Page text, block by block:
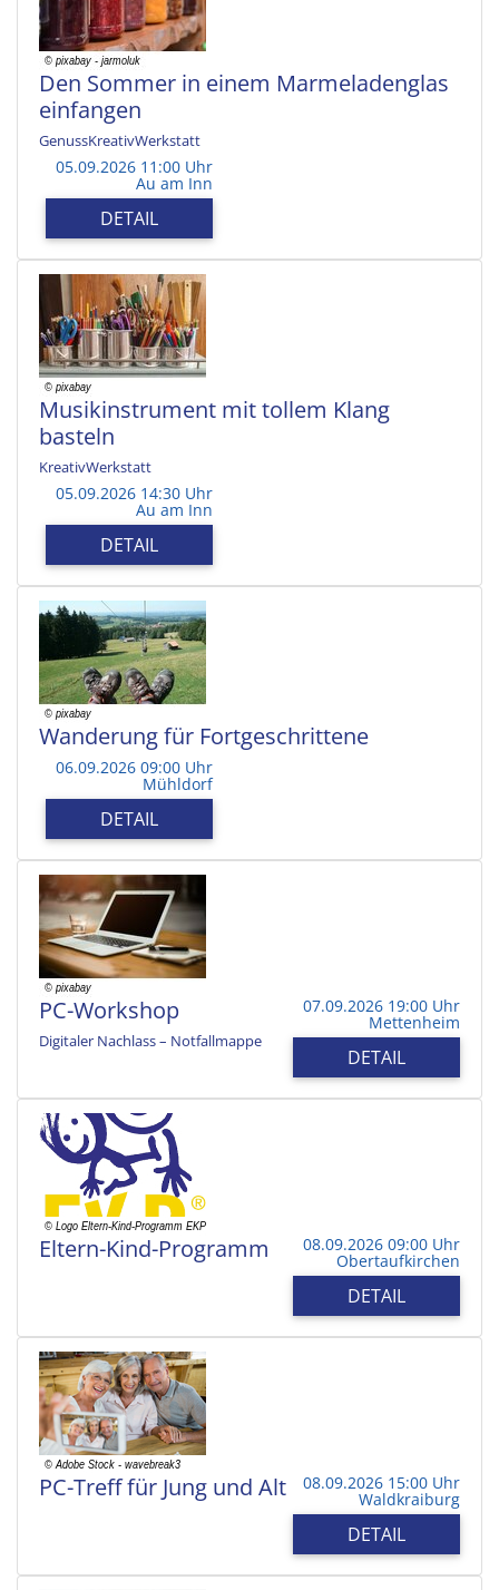
Den Sommer in einem Marmeladenglas
einfangen
GenussKreativWerkstatt
05.09.2026 11:00 Uhr
Au am Inn
DETAIL
Musikinstrument mit tollem Klang
basteln
KreativWerkstatt
05.09.2026 14:30 Uhr
Au am Inn
DETAIL
Wanderung für Fortgeschrittene
06.09.2026 09:00 Uhr
Mühldorf
DETAIL
PC-Workshop
Digitaler Nachlass – Notfallmappe
07.09.2026 19:00 Uhr
Mettenheim
DETAIL
Eltern-Kind-Programm 08.09.2026 09:00 Uhr
Obertaufkirchen
DETAIL
PC-Treff für Jung und Alt 08.09.2026 15:00 Uhr
Waldkraiburg
DETAIL